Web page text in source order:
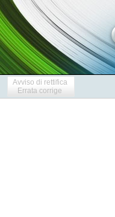
Avviso di rettifica
Errata corrige